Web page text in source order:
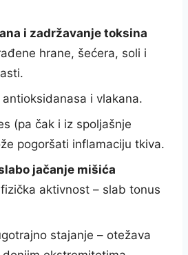
i zadržavanje toksina
hrane, šećera, soli i
i vlakana.
(pa čak i iz spoljašnje
pogoršati inflamaciju tkiva.
jačanje mišića
aktivnost – slab tonus
stajanje – otežava